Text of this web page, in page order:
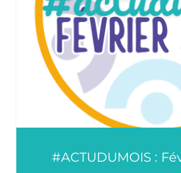
#ACTUDUMOIS :